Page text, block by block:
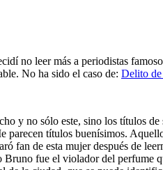
no leer más a periodistas
No ha sido el caso de: Delito
y no sólo este, sino los títulos de
títulos buenísimos.
fan de esta mujer después de
fue el violador del perfume